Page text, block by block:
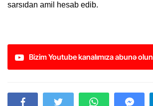
sarsıdan amil hesab edib.
Bizim Youtube kanalımıza abunə olun